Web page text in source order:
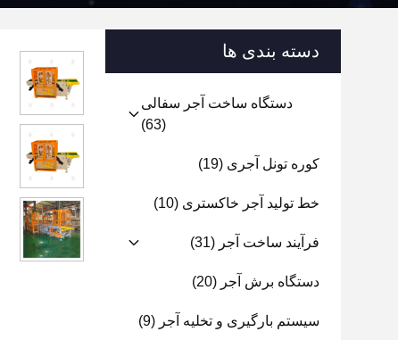
دسته بندی ها
دستگاه ساخت آجر سفالی
(63)
کوره تونل آجری (19)
خط تولید آجر خاکستری (10)
فرآیند ساخت آجر (31)
دستگاه برش آجر (20)
سیستم بارگیری و تخلیه آجر (9)